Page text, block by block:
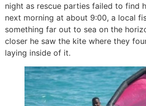
night as rescue parties failed to find
next morning at about 9:00, a local
something far out to sea on the
closer he saw the kite where they
laying inside of it.